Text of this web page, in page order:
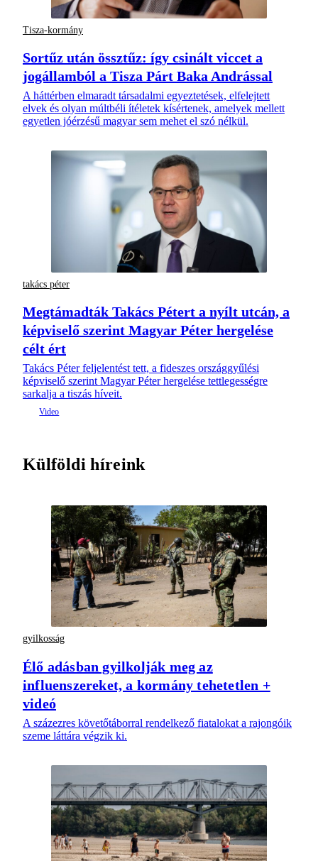
Tisza-kormány
Sortűz után össztűz: így csinált viccet a
jogállamból a Tisza Párt Baka Andrással
A háttérben elmaradt társadalmi egyeztetések, elfelejtett
elvek és olyan múltbéli ítéletek kísértenek, amelyek mellett
egyetlen jóérzésű magyar sem mehet el szó nélkül.
takács péter
Megtámadták Takács Pétert a nyílt utcán, a
képviselő szerint Magyar Péter hergelése
célt ért
Takács Péter feljelentést tett, a fideszes országgyűlési
képviselő szerint Magyar Péter hergelése tettlegességre
sarkalja a tiszás híveit.
Külföldi híreink
gyilkosság
Élő adásban gyilkolják meg az
influenszereket, a kormány tehetetlen +
videó
A százezres követőtáborral rendelkező fiatalokat a rajongóik
szeme láttára végzik ki.